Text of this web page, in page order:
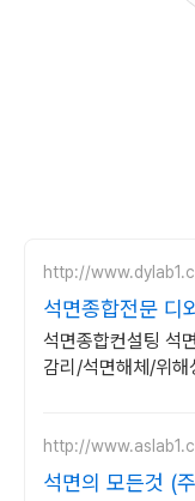
http://
석면종합전문 디
석면종합컨설팅 석
감리/석면해체/위해
http://
석면의 모든것 (